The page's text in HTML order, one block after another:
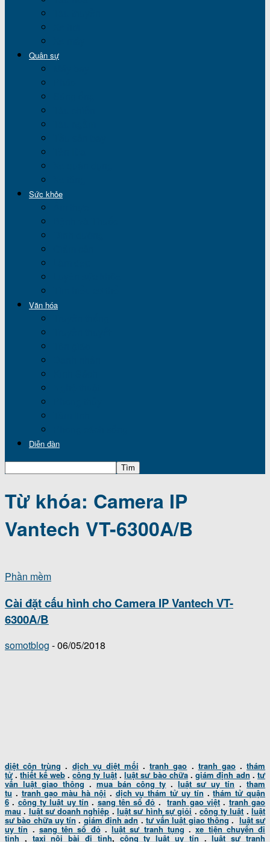
Quân sự
Sức khỏe
Văn hóa
Diễn đàn
Từ khóa: Camera IP
Vantech VT-6300A/B
Phần mềm
Cài đặt cấu hình cho Camera IP Vantech VT-
6300A/B
somotblog -06/05/2018
diệt côn trùng . dịch vụ diệt mối .tranh gao . tranh gao.thám
tử.thiết kế web.công ty luật.luật sư bào chữa.giám định adn .tư
vấn luật giao thông . mua bán công ty .luật sư uy tín .tham
tu . tranh gạo màu hà nội . dịch vụ thám tử uy tín .thám tử quận
6 . công ty luật uy tín . sang tên sổ đỏ .tranh gao việt . tranh gao
mau . luật sư doanh nghiệp .luật sư hình sự giỏi . công ty luật .luật
sư bào chữa uy tín . giám định adn . tư vấn luật giao thông . luật sư
uy tín . sang tên sổ đỏ. luật sư tranh tụng .xe tiện chuyến đi
tỉnh , taxi nội bài đi tỉnh, công ty luật uy tín .luật sư tranh